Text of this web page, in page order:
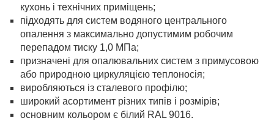
кухонь і технічних приміщень;
підходять для систем водяного центрального
опалення з максимально допустимим робочим
перепадом тиску 1,0 МПа;
призначені для опалювальних систем з примусовою
або природною циркуляцією теплоносія;
виробляються із сталевого профілю;
широкий асортимент різних типів і розмірів;
основним кольором є білий RAL 9016.